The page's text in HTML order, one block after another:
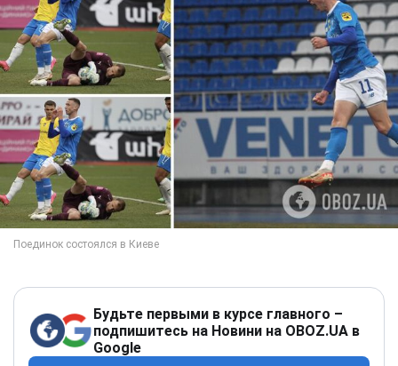
Будьте первыми в курсе главного –
подпишитесь на Новини на OBOZ.UA в
Google